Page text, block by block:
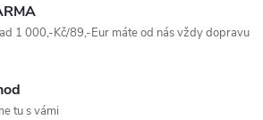
1 000,-Kč/89,-Eur máte od nás vždy dopravu
tu s vámi